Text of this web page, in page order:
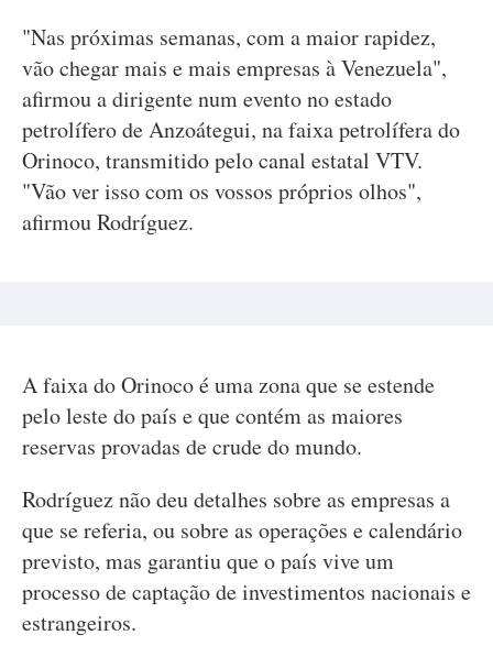
"Nas próximas semanas, com a maior rapidez,
vão chegar mais e mais empresas à Venezuela",
afirmou a dirigente num evento no estado
petrolífero de Anzoátegui, na faixa petrolífera do
Orinoco, transmitido pelo canal estatal VTV.
"Vão ver isso com os vossos próprios olhos",
afirmou Rodríguez.
A faixa do Orinoco é uma zona que se estende
pelo leste do país e que contém as maiores
reservas provadas de crude do mundo.
Rodríguez não deu detalhes sobre as empresas a
que se referia, ou sobre as operações e calendário
previsto, mas garantiu que o país vive um
processo de captação de investimentos nacionais e
estrangeiros.